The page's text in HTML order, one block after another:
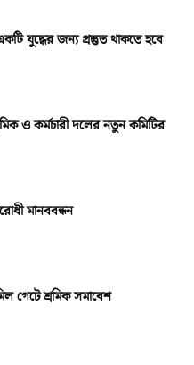
যুদ্ধের জন্য প্রস্তুত থাকতে হবে
ও কর্মচারী দলের নতুন কমিটির
মানববন্ধন
গেটে শ্রমিক সমাবেশ